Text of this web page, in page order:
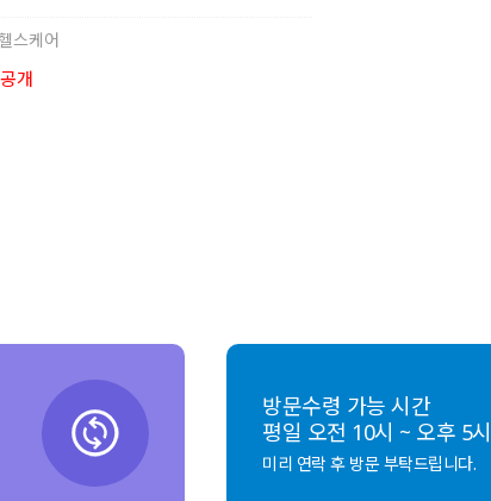
스케어
개
방문수령 가능 시간
평일 오전 10시 ~ 오후 5시
미리 연락 후 방문 부탁드립니다.